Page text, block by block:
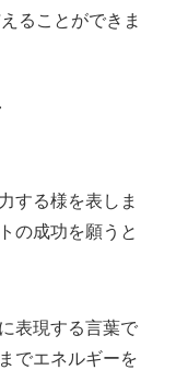
ることができま
する様を表しま
の成功を願うと
表現する言葉で
でエネルギーを